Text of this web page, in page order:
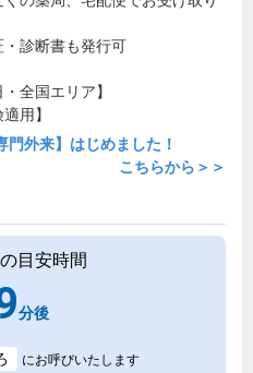
・診断書も発行可
・全国エリア】
用】
門外来】はじめました！
こちらから＞＞
目安時間
分後
にお呼びいたします